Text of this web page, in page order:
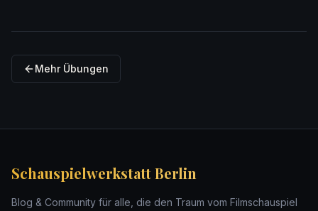
Mehr Übungen
Schauspielwerkstatt Berlin
Blog & Community für alle, die den Traum vom Filmschauspiel